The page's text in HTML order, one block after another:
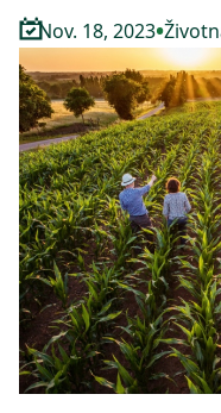
Nov. 18, 2023•